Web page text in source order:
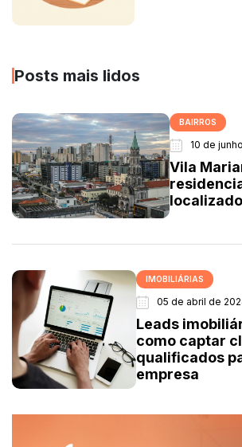
Posts mais lidos
BAIRROS
10 de
Vila
localizado
IMOBILIÁRIAS
05 de abril de
Leads
como captar
qualificados
empresa